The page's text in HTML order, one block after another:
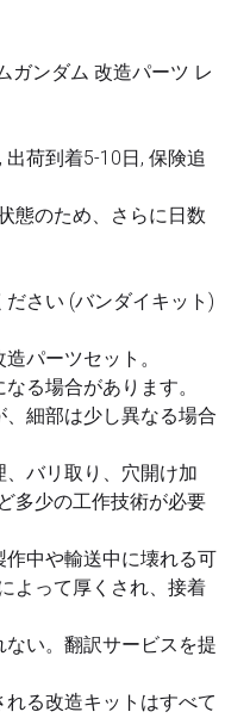
/ メガミデバイス
/ メガミデバイス
ガンダム 改造パーツ レ
荷到着5-10日, 保険追
態のため、さらに日数
さい (バンダイキット)
パーツセット。
る場合があります。
細部は少し異なる場合
バリ取り、穴開け加
多少の工作技術が必要
中や輸送中に壊れる可
よって厚くされ、接着
い。翻訳サービスを提
る改造キットはすべて